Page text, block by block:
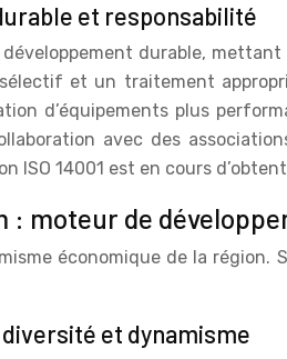
et responsabilité
durable,
et un traitement
d’équipements plus
avec des
ISO 14001 est en cours
: moteur de
économique de la
et dynamisme